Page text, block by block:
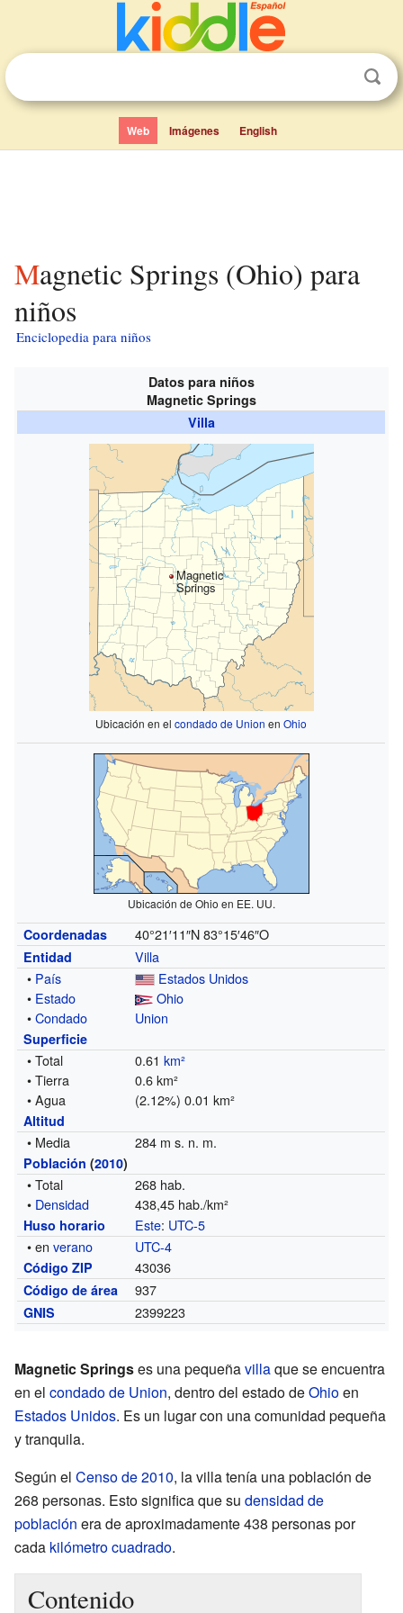
Web Imágenes English
Magnetic Springs (Ohio) para
niños
Enciclopedia para niños
Datos para niños
Magnetic Springs
Villa
Magnetic
Springs
Ubicación en elcondado de Union enOhio
Ubicación de Ohio en EE. UU.
Coordenadas 40°21′11″N 83°15′46″O
Entidad
Villa
• País
Estados Unidos
• Estado
Ohio
•Condado Union
Superficie
• Total 0.61km²
• Tierra
0.6 km²
• Agua
(2.12%) 0.01 km²
Altitud
• Media 284 m s. n. m.
Población (2010)
• Total
268 hab.
• Densidad 438,45 hab./km²
Huso horario Este: UTC-5
• enverano UTC-4
Código ZIP 43036
Código de área 937
GNIS 2399223
Magnetic Springses una pequeñavillaque se encuentra
en el condado de Union, dentro del estado deOhioen
Estados Unidos. Es un lugar con una comunidad pequeña
y tranquila.
Según el Censo de 2010, la villa tenía una población de
268 personas. Esto significa que su densidad de
población era de aproximadamente 438 personas por
cada kilómetro cuadrado.
Contenido